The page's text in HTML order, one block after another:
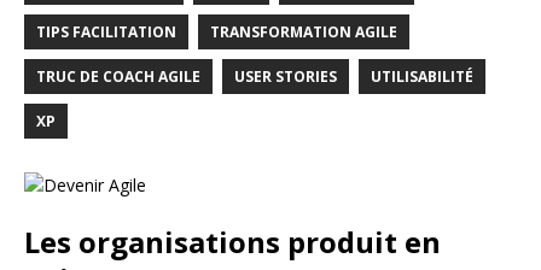
TIPS FACILITATION TRANSFORMATION AGILE
TRUC DE COACH AGILE USER STORIES UTILISABILITÉ
XP
Les organisations produit en